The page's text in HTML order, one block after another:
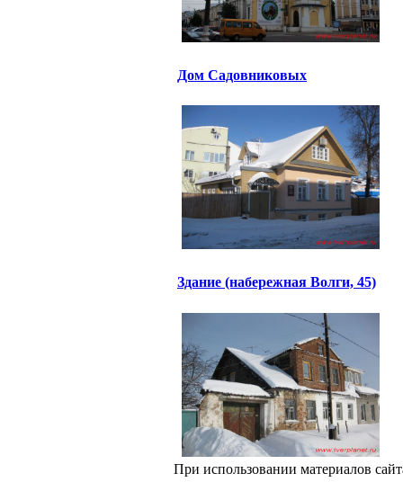
Дом Садовниковых
Здание (набережная Волги, 45)
При использовании материалов